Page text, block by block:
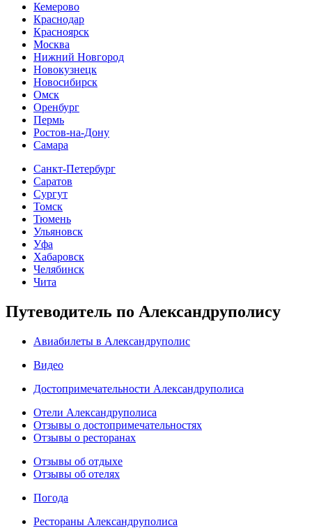
Кемерово
Краснодар
Красноярск
Москва
Нижний Новгород
Новокузнецк
Новосибирск
Омск
Оренбург
Пермь
Ростов-на-Дону
Самара
Санкт-Петербург
Саратов
Сургут
Томск
Тюмень
Ульяновск
Уфа
Хабаровск
Челябинск
Чита
Путеводитель по Александруполису
Авиабилеты в Александруполис
Видео
Достопримечательности Александруполиса
Отели Александруполиса
Отзывы о достопримечательностях
Отзывы о ресторанах
Отзывы об отдыхе
Отзывы об отелях
Погода
Рестораны Александруполиса